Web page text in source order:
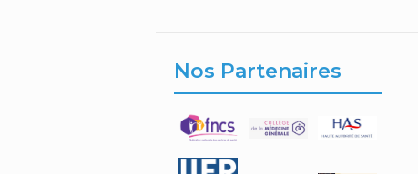
Nos Partenaires